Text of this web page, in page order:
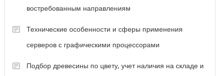
востребованным направлениям
Технические особенности и сферы применения
серверов с графическими процессорами
Подбор древесины по цвету, учет наличия на складе и